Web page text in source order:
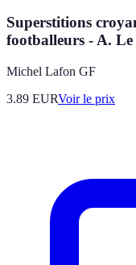
Superstitions
footballeurs - A. Le
Michel Lafon GF
3.89 EURVoir le prix